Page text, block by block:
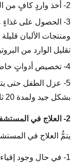
2- أخذ واردٍ كافٍ من السوائل.
3- الحصول على غذاءٍ
ومنتجات الألبان
تقليل الوارد من
4- تخصيص أدواتٍ خاصةٍ بالطفل.
5- عزل الطفل حتى
بشكل جيد ولمدة 20 ثانية على الأقل.
2- العلاج في المستشفى
يتمُّ العلاج في
1- في حال وجود